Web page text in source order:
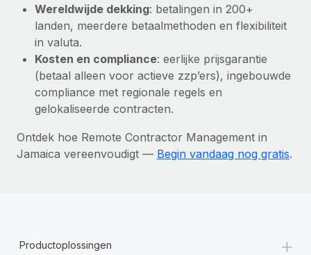
Wereldwijde dekking: betalingen in 200+
landen, meerdere betaalmethoden en flexibiliteit
in valuta.
Kosten en compliance: eerlijke prijsgarantie
(betaal alleen voor actieve zzp’ers), ingebouwde
compliance met regionale regels en
gelokaliseerde contracten.
Ontdek hoe Remote Contractor Management in
Jamaica vereenvoudigt — Begin vandaag nog gratis.
Productoplossingen +